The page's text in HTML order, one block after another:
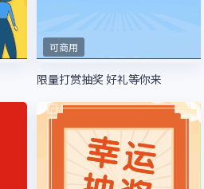
可商用
限量打赏抽奖 好礼等你来